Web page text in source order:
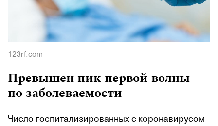
123rf.com
Превышен пик первой волны
по заболеваемости
Число госпитализированных с коронавирусом